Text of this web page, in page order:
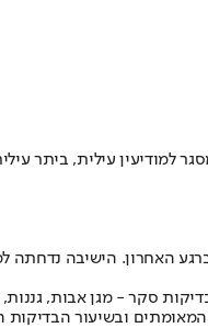
למודיעין עילית, ביתר
האחרון. הישיבה
ציין פרופ' גמזו כי "כמות המאומתים כעת היא
וקרוב ל-10% בקרב החרדים. כולם